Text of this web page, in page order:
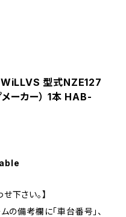
WiLLVS 型式NZE127
ーカー） 1本 HAB-
下さい。】
の備考欄に「車台番号」、